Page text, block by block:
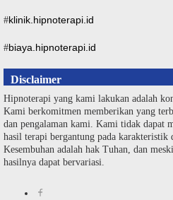
#klinik.hipnoterapi.id
#biaya.hipnoterapi.id
Disclaimer
Hipnoterapi yang kami lakukan adalah
Kami berkomitmen memberikan yang
dan pengalaman kami. Kami tidak dapat
hasil terapi bergantung pada karakteristik
Kesembuhan adalah hak Tuhan, dan
hasilnya dapat bervariasi.